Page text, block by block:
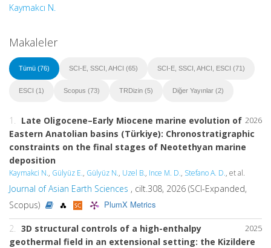
Kaymakcı N.
Makaleler
Tümü (76) SCI-E, SSCI, AHCI (65) SCI-E, SSCI, AHCI, ESCI (71)
ESCI (1) Scopus (73) TRDizin (5) Diğer Yayınlar (2)
2026
1. Late Oligocene–Early Miocene marine evolution of
Eastern Anatolian basins (Türkiye): Chronostratigraphic
constraints on the final stages of Neotethyan marine
deposition
Kaymakci N., Gülyüz E., Gülyüz N., Uzel B., Ince M. D., Stefano A. D., et al.
Journal of Asian Earth Sciences , cilt.308, 2026 (SCI-Expanded,
Scopus)
PlumX Metrics
2025
2. 3D structural controls of a high-enthalpy
geothermal field in an extensional setting: the Kizildere